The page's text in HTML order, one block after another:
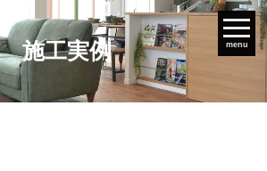
menu
施工実例